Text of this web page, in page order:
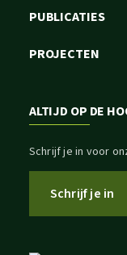
PUBLICATIES
PROJECTEN
ALTIJD OP DE
Schrijf je in voor
Schrijf je in